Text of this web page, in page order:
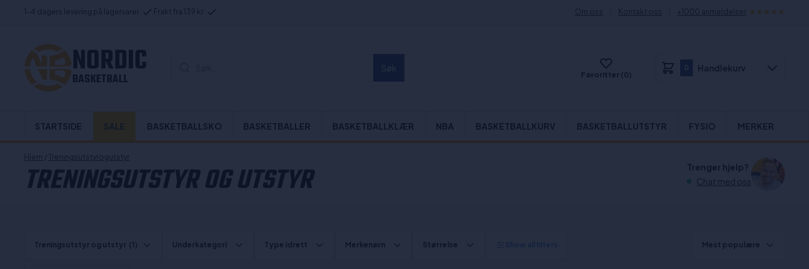
1-4 dagers levering på lagervarer Frakt fra 139 kr Om oss Kontakt oss +1000 anmeldelser
NORDIC
BASKETBALL Favoritter (0)
Handlekurv
STARTSIDE BASKETBALLSKO BASKETBALLER BASKETBALLKLÆR NBA BASKETBALLKURV BASKETBALLUTSTYR FYSIO MERKER
Hjem / Treningsutstyrogutstyr
TRENINGSUTSTYR OG UTSTYR
Trenger hjelp?
Chat med oss
Treningsutstyr og utstyr (1) Underkategori Type idrett Merkenavn Størrelse Mest populære